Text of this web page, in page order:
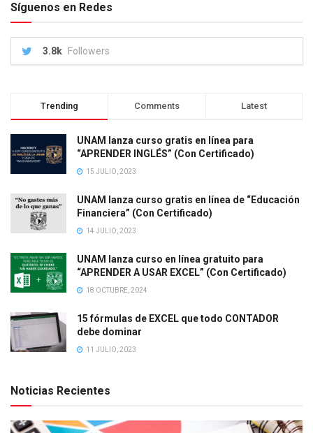
Síguenos en Redes
3.8k Followers
Trending Comments Latest
UNAM lanza curso gratis en línea para
“APRENDER INGLÉS” (Con Certificado)
15 JULIO, 2023
UNAM lanza curso gratis en línea de “Educación
Financiera” (Con Certificado)
14 JULIO, 2023
UNAM lanza curso en línea gratuito para
“APRENDER A USAR EXCEL” (Con Certificado)
18 OCTUBRE, 2024
15 fórmulas de EXCEL que todo CONTADOR
debe dominar
11 JULIO, 2023
Noticias Recientes